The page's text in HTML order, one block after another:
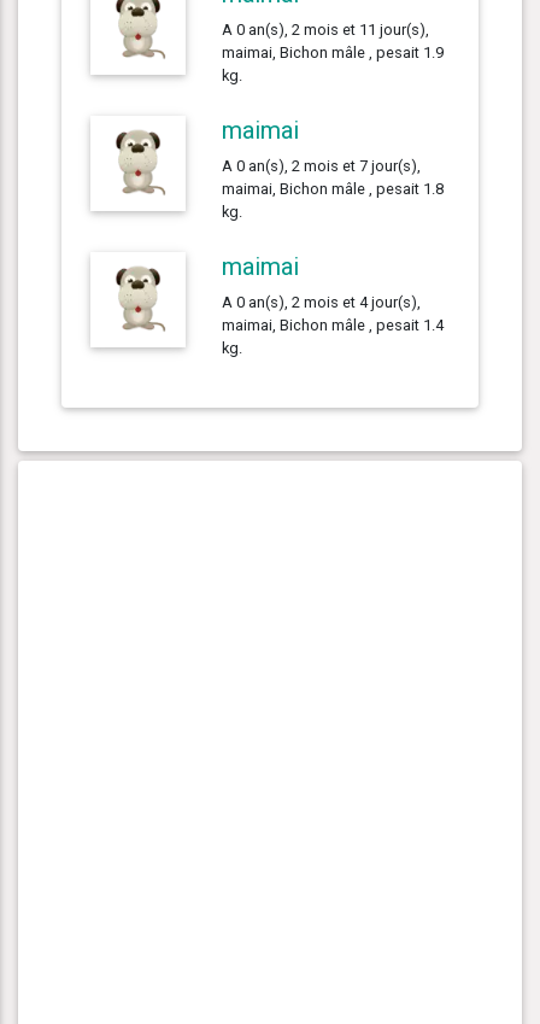
A 0 an(s), 2 mois et 11 jour(s),
maimai, Bichon mâle , pesait 1.9
kg.
maimai
A 0 an(s), 2 mois et 7 jour(s),
maimai, Bichon mâle , pesait 1.8
kg.
maimai
A 0 an(s), 2 mois et 4 jour(s),
maimai, Bichon mâle , pesait 1.4
kg.